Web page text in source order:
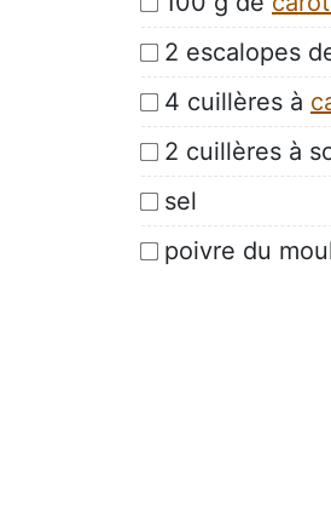
2 escalopes
4 cuillères à
2 cuillères à
sel
poivre du